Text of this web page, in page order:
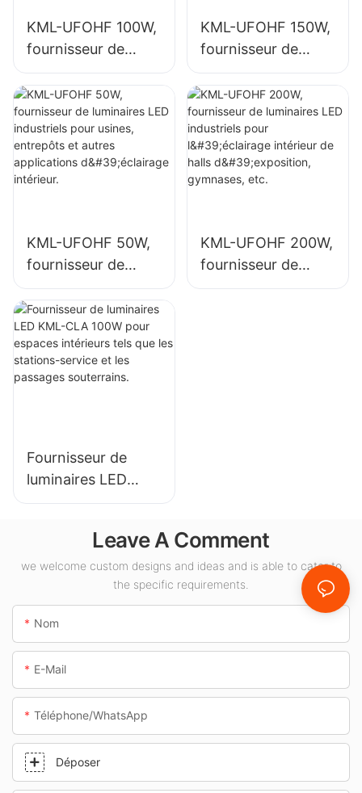
KML-UFOHF 100W,
fournisseur de
luminaires LED
industriels pour
usines, entrepôts
et autres
applications
d'éclairage
KML-UFOHF 150W,
fournisseur de
luminaires LED
industriels pour
l'éclairage intérieur
des usines,
gymnases, etc.
KML-UFOHF 50W,
fournisseur de
luminaires LED
industriels pour
usines, entrepôts
et autres
applications
KML-UFOHF 200W,
fournisseur de
luminaires LED
Fournisseur de
luminaires LED
KML-CLA 100W
intérieurs tels que
les stations-service
et les passages
souterrains.
Leave A Comment
we welcome custom designs and ideas and is able to cater to
the specific requirements.
Nom
E-Mail
Téléphone/WhatsApp
Déposer